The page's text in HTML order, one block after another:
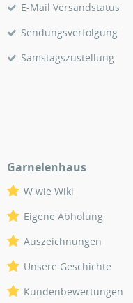
E-Mail Versandstatus
Sendungsverfolgung
Samstagszustellung
Garnelenhaus
W wie Wiki
Eigene Abholung
Auszeichnungen
Unsere Geschichte
Kundenbewertungen